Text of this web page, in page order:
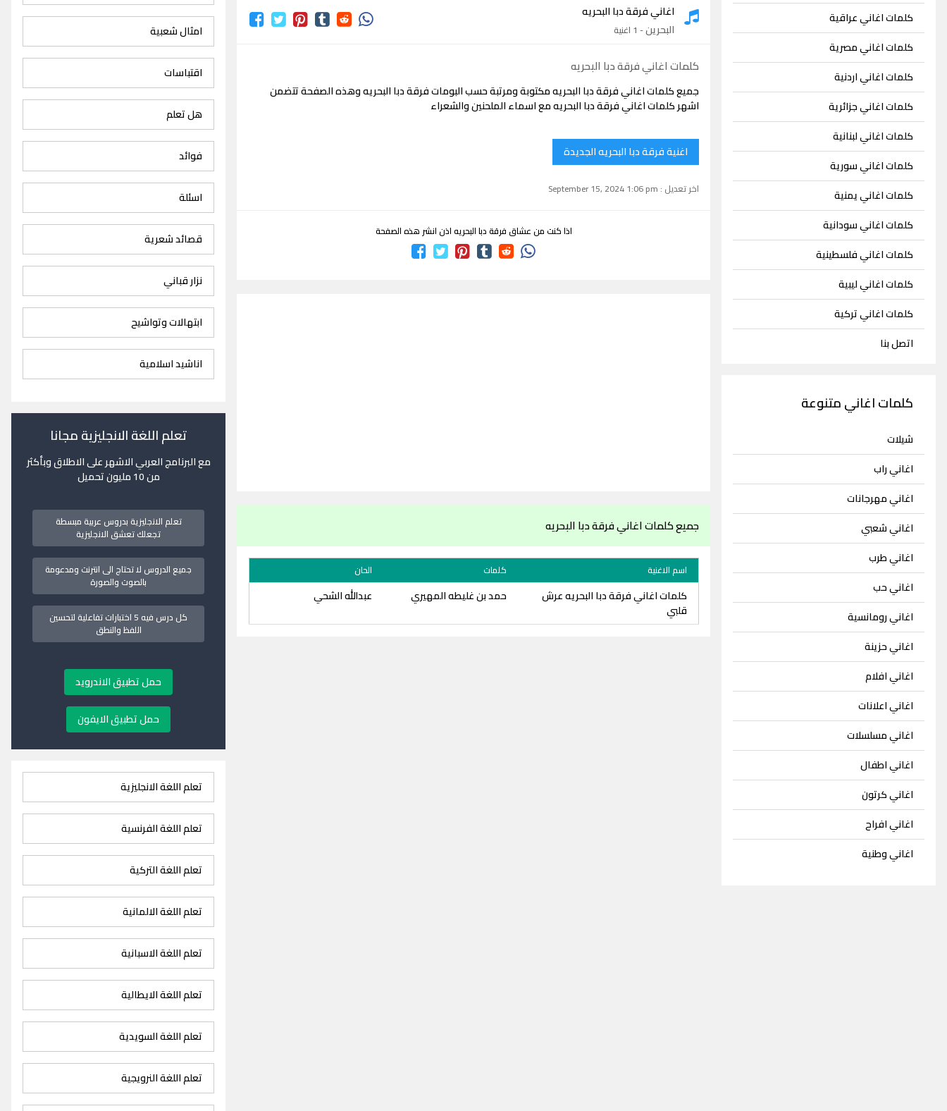
كلمات اغاني عراقية
كلمات اغاني مصرية
كلمات اغاني اردنية
كلمات اغاني جزائرية
كلمات اغاني لبنانية
كلمات اغاني سورية
كلمات اغاني يمنية
كلمات اغاني سودانية
كلمات اغاني فلسطينية
كلمات اغاني ليبية
كلمات اغاني تركية
اتصل بنا
كلمات اغاني متنوعة
شيلات
اغاني راب
اغاني مهرجانات
اغاني شعبي
اغاني طرب
اغاني حب
اغاني رومانسية
اغاني حزينة
اغاني افلام
اغاني اعلانات
اغاني مسلسلات
اغاني اطفال
اغاني كرتون
اغاني افراح
اغاني وطنية
اغاني فرقة دبا البحريه
البحرين- 1 اغنية
كلمات اغاني فرقة دبا البحريه
جميع كلمات اغاني فرقة دبا البحريه مكتوبة ومرتبة حسب البومات فرقة دبا البحريه وهذه الصفحة تتضمن
اشهر كلمات اغاني فرقة دبا البحريه مع اسماء الملحنين والشعراء
اغنية فرقة دبا البحريه الجديدة
اخر تعديل : September 15, 2024 1:06 pm
اذا كنت من عشاق فرقة دبا البحريه اذن انشر هذه الصفحة
جميع كلمات اغاني فرقة دبا البحريه
اسم الاغنية كلمات الحان
كلمات اغاني فرقة دبا البحريه عرش
قلبي
حمد بن غليطه المهيري عبدالله الشحي
امثال شعبية
اقتباسات
هل تعلم
فوائد
اسئلة
قصائد شعرية
نزار قباني
ابتهالات وتواشيح
اناشيد اسلامية
تعلم اللغة الانجليزية مجانا
مع البرنامج العربي الاشهر على الاطلاق وبأكثر
من 10 مليون تحميل
تعلم الانجليزية بدروس عربية مبسطة
تجعلك تعشق الانجليزية
جميع الدروس لا تحتاج الى انترنت ومدعومة
بالصوت والصورة
كل درس فيه 5 اختبارات تفاعلية لتحسين
اللفظ والنطق
حمل تطبيق الاندرويد
حمل تطبيق الايفون
تعلم اللغة الانجليزية
تعلم اللغة الفرنسية
تعلم اللغة التركية
تعلم اللغة الالمانية
تعلم اللغة الاسبانية
تعلم اللغة الايطالية
تعلم اللغة السويدية
تعلم اللغة النرويجية